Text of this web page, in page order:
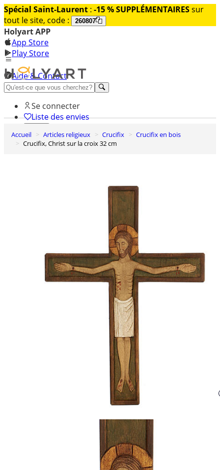
Spécial Saint-Laurent : -15 % SUPPLÉMENTAIRESsur
tout le site, code :
260807
Holyart APP
App Store
Play Store
Aide & Contact
Découvrez Premium
Se connecter
Liste des envies
0
Panier
Accueil Articles religieux Crucifix
Crucifix en bois
Crucifix, Christ sur la croix 32 cm